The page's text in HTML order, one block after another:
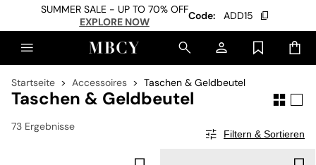
SUMMER SALE - UP TO 70% OFF
EXPLORE NOW
Code: ADD15
Startseite Accessoires Taschen & Geldbeutel
Taschen & Geldbeutel
73 Ergebnisse
Filtern & Sortieren